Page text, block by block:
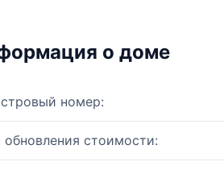
о доме
номер:
обновления стоимости: